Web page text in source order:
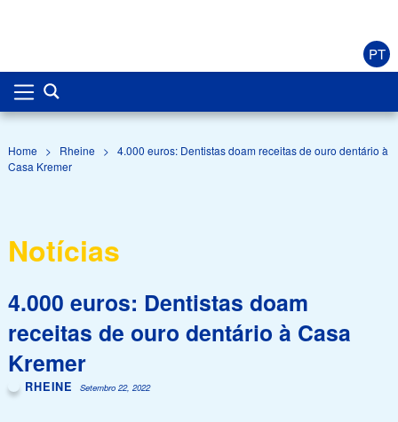
PT
Home > Rheine > 4.000 euros: Dentistas doam receitas de ouro dentário à
Casa Kremer
Notícias
4.000 euros: Dentistas doam
receitas de ouro dentário à Casa
Kremer
RHEINE Setembro 22, 2022